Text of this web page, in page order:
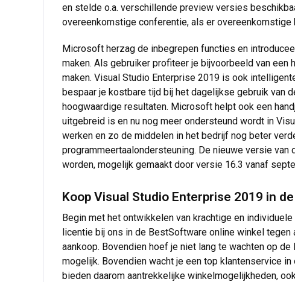
en stelde o.a. verschillende preview versies
overeenkomstige conferentie, als er
Microsoft herzag de inbegrepen functies en
maken. Als gebruiker profiteer je bijvoorbeeld van
maken. Visual Studio Enterprise 2019 is ook
bespaar je kostbare tijd bij het dagelijkse gebruik van
hoogwaardige resultaten. Microsoft helpt ook een
uitgebreid is en nu nog meer ondersteund wordt in
werken en zo de middelen in het bedrijf nog beter
programmeertaalondersteuning. De nieuwe versie
worden, mogelijk gemaakt door versie 16.3 vanaf
Koop Visual Studio Enterprise 2019 in
Begin met het ontwikkelen van krachtige en
licentie bij ons in de BestSoftware online winkel
aankoop. Bovendien hoef je niet lang te wachten op
mogelijk. Bovendien wacht je een top klantenservice
bieden daarom aantrekkelijke winkelmogelijkheden,